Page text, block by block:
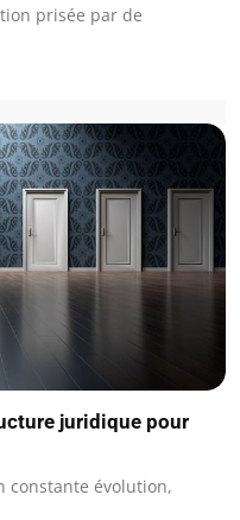
prisée par de
juridique pour
constante évolution,